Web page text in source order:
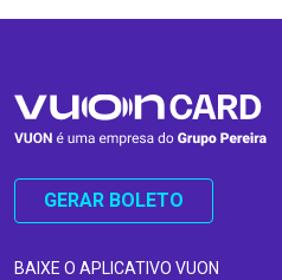
GERAR BOLETO
BAIXE O APLICATIVO VUON